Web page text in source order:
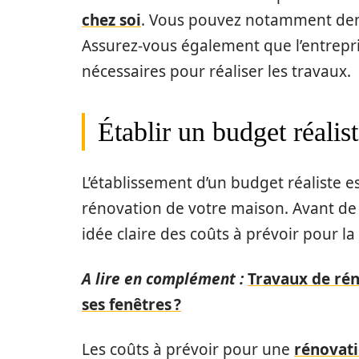
chez soi. Vous pouvez notamment
Assurez-vous également que
nécessaires pour réaliser les travaux.
Établir un budget
L’établissement d’un budget
rénovation de votre maison. Avant
idée claire des coûts à prévoir pour
A lire en complément :Travaux de
ses fenêtres ?
Les coûts à prévoir pour une